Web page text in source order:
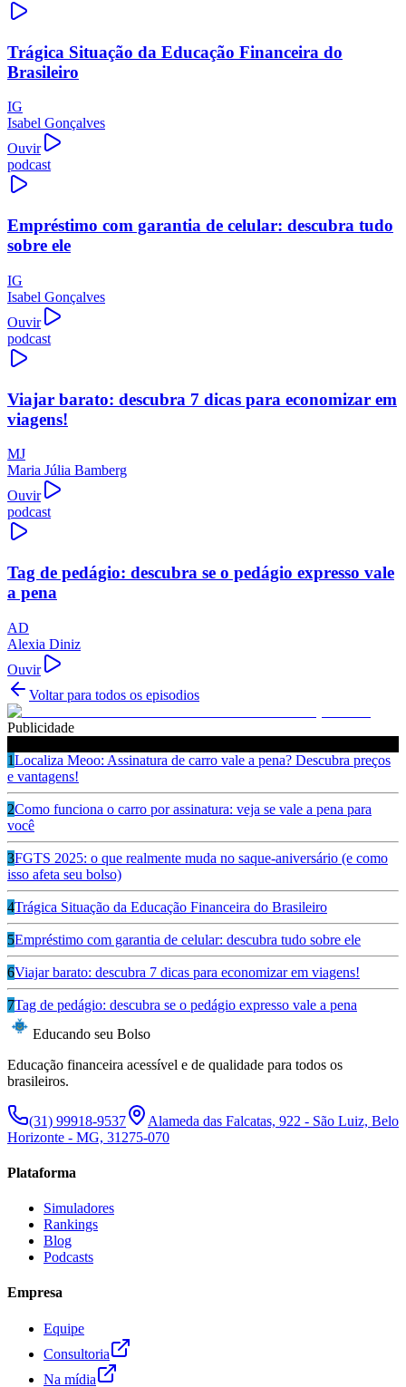
Trágica Situação da Educação Financeira do
Brasileiro
IG
Isabel Gonçalves
Ouvir
podcast
Empréstimo com garantia de celular: descubra tudo
sobre ele
IG
Isabel Gonçalves
Ouvir
podcast
Viajar barato: descubra 7 dicas para economizar em
viagens!
MJ
Maria Júlia Bamberg
Ouvir
podcast
Tag de pedágio: descubra se o pedágio expresso vale
a pena
AD
Alexia Diniz
Ouvir
Voltar para todos os episodios
Publicidade
1Localiza Meoo: Assinatura de carro vale a pena? Descubra preços
e vantagens!
2Como funciona o carro por assinatura: veja se vale a pena para
você
3FGTS 2025: o que realmente muda no saque-aniversário (e como
isso afeta seu bolso)
4Trágica Situação da Educação Financeira do Brasileiro
5Empréstimo com garantia de celular: descubra tudo sobre ele
6Viajar barato: descubra 7 dicas para economizar em viagens!
7Tag de pedágio: descubra se o pedágio expresso vale a pena
Educando seu Bolso
Educação financeira acessível e de qualidade para todos os
brasileiros.
(31) 99918-9537
Alameda das Falcatas, 922 - São Luiz, Belo
Horizonte - MG, 31275-070
Plataforma
Simuladores
Rankings
Blog
Podcasts
Empresa
Equipe
Consultoria
Na mídia